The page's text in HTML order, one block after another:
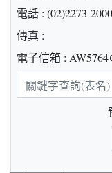
電話 : (02)2273-
傳真 :
電子信箱 :
關
鍵